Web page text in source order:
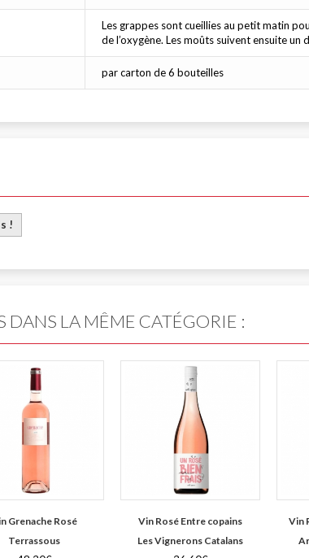
Les grappes sont cueillies au petit matin
de l’oxygène. Les moûts suivent ensuite
par carton de 6 bouteilles
!
DANS LA MÊME CATÉGORIE :
Grenache Rosé
Terrassous
Vin Rosé Entre copains
Les Vignerons Catalans
Vin